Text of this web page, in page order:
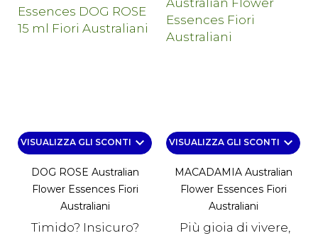
VISUALIZZA GLI SCONTI keyboard_arrow_down
DOG ROSE Australian
Flower Essences Fiori
Australiani
Timido? Insicuro?
VISUALIZZA GLI SCONTI keyboard_arrow_down
MACADAMIA Australian
Flower Essences Fiori
Australiani
Più gioia di vivere,